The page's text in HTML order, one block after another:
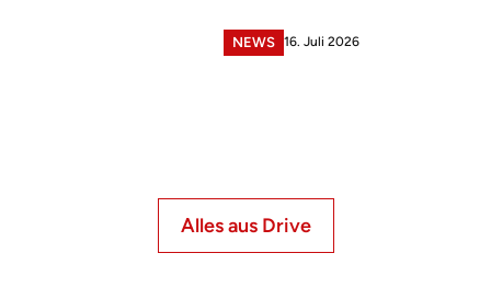
NEWS 16. Juli 2026
Alles aus Drive